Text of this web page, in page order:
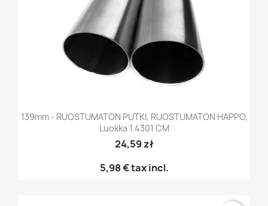
139mm - RUOSTUMATON PUTKI, RUOSTUMATON HAPPO,
Luokka 1.4301 CM
24,59 zł
5,98 €tax incl.